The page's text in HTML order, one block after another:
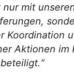
nur mit
Koordination
Aktionen im